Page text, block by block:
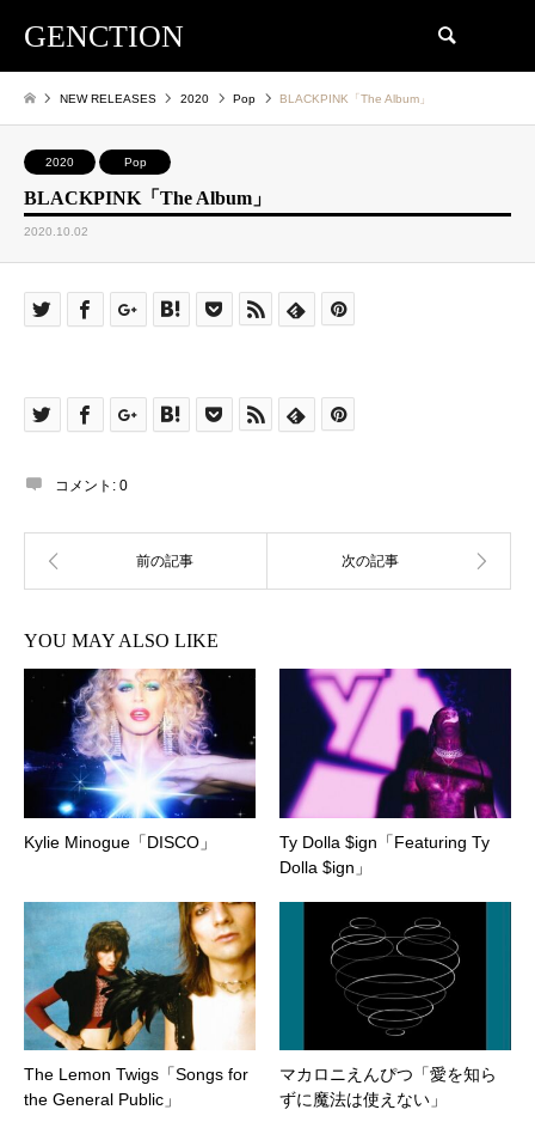
GENCTION
NEW RELEASES 2020 Pop BLACKPINK「The Album」
2020 Pop
BLACKPINK「The Album」
2020.10.02
コメント: 0
YOU MAY ALSO LIKE
Kylie Minogue「DISCO」
Ty Dolla $ign「Featuring Ty
Dolla $ign」
The Lemon Twigs「Songs for
the General Public」
マカロニえんぴつ「愛を知ら
ずに魔法は使えない」